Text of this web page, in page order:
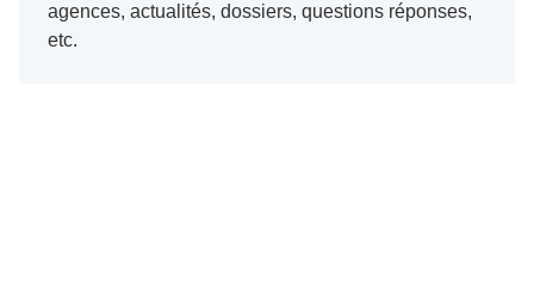
agences, actualités, dossiers, questions réponses,
etc.